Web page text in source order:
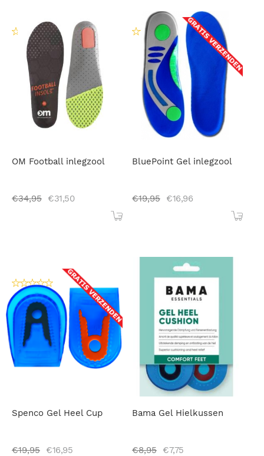
OM Football inlegzool
€34,95 €31,50
BluePoint Gel inlegzool
€19,95 €16,96
Spenco Gel Heel Cup
€19,95 €16,95
Bama Gel Hielkussen
€8,95 €7,75